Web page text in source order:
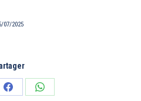
07/2025
PartagerPartager